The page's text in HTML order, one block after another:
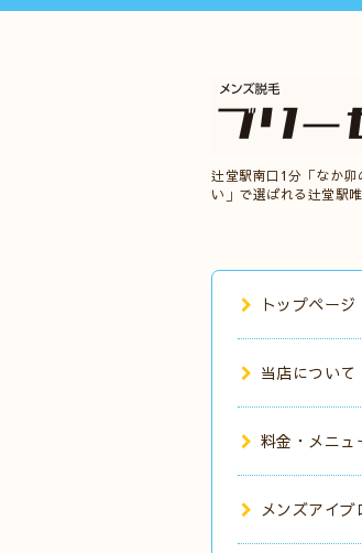
辻堂駅南口1分「なか
い」で選ばれる辻堂駅
トップページ
当店について
料金・メニュ
メンズアイブ